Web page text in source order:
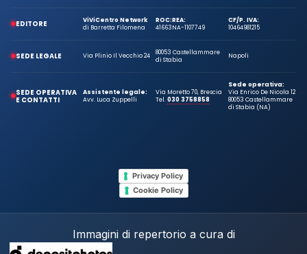
EDITORE
ViViCentro Network
di Barretta Filomena
ROC:
41663
REA:
NA-1107749
CF/P. IVA:
10464981215
SEDE LEGALE Via Plinio Il Vecchio 24
80053 Castellammare
di Stabia
Napoli
SEDE OPERATIVA
E CONTATTI
Assistente legale:
Avv. Luca Zuppelli
Via Moretto 70, Brescia
Tel.030 3758858
Sede operativa:
Via Enrico De Nicola 12
80053 Castellammare
di Stabia (NA)
Privacy Policy
Cookie Policy
Immagini di repertorio a cura di